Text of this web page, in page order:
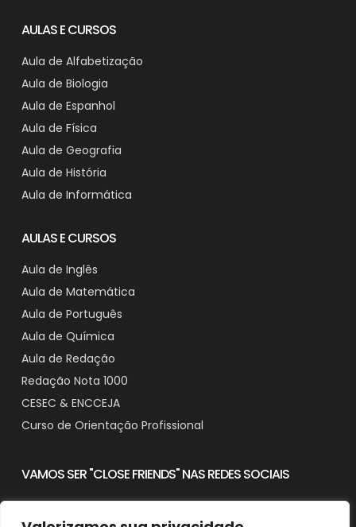
AULAS E CURSOS
Aula de Alfabetização
Aula de Biologia
Aula de Espanhol
Aula de Física
Aula de Geografia
Aula de História
Aula de Informática
AULAS E CURSOS
Aula de Inglês
Aula de Matemática
Aula de Português
Aula de Química
Aula de Redação
Redação Nota 1000
CESEC & ENCCEJA
Curso de Orientação Profissional
VAMOS SER "CLOSE FRIENDS" NAS REDES SOCIAIS